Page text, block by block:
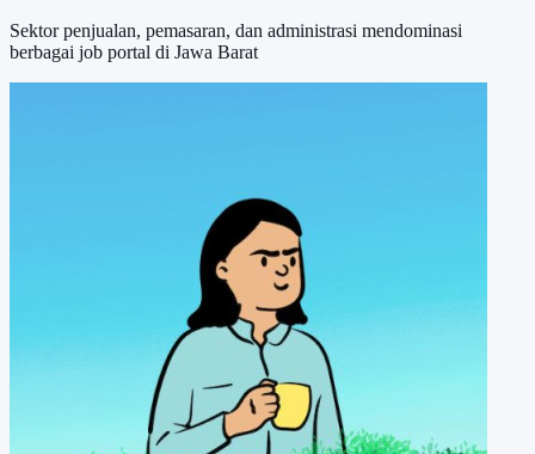
Sektor penjualan, pemasaran, dan administrasi mendominasi
berbagai job portal di Jawa Barat